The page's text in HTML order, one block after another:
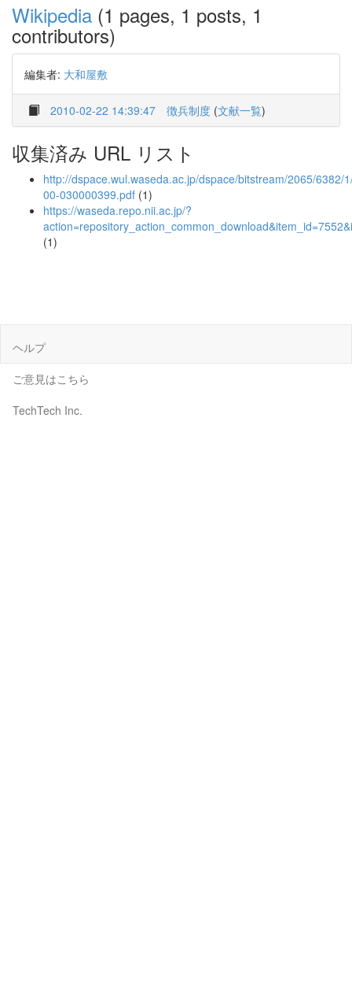
Wikipedia (1 pages, 1 posts, 1
contributors)
編集者: 大和屋敷
2010-02-22 14:39:47 徴兵制度 (文献一覧)
収集済み URL リスト
http://dspace.wul.waseda.ac.jp/dspace/bitstream/2065/6382/
00-030000399.pdf (1)
https://waseda.repo.nii.ac.jp/?
(1)
ヘルプ
ご意見はこちら
TechTech Inc.